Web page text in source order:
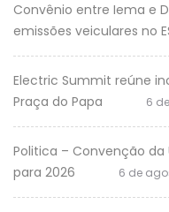
Convênio entre Iema e
emissões veiculares no
Electric Summit reúne
Praça do Papa
6
Politica – Convenção da
para 2026
6 de